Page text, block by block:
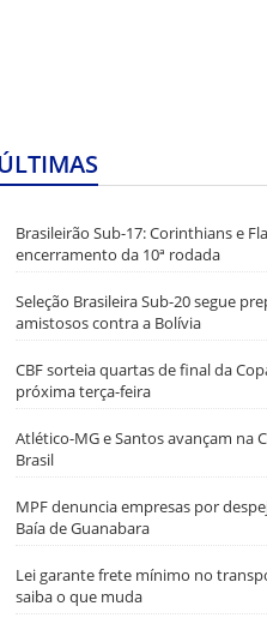
Brasileirão Sub-17: Corinthians e
encerramento da 10ª rodada
Seleção Brasileira Sub-20 segue
amistosos contra a Bolívia
CBF sorteia quartas de final da
próxima terça-feira
Atlético-MG e Santos avançam na
Brasil
MPF denuncia empresas por
Baía de Guanabara
Lei garante frete mínimo no
saiba o que muda